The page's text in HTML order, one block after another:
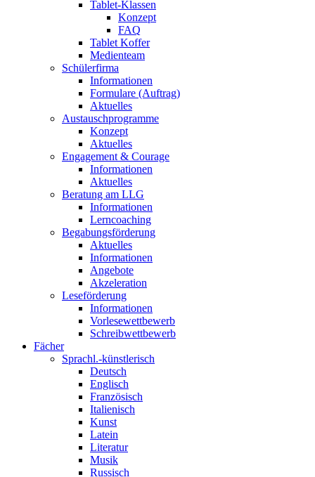
Tablet-Klassen
Konzept
FAQ
Tablet Koffer
Medienteam
Schülerfirma
Informationen
Formulare (Auftrag)
Aktuelles
Austauschprogramme
Konzept
Aktuelles
Engagement & Courage
Informationen
Aktuelles
Beratung am LLG
Informationen
Lerncoaching
Begabungsförderung
Aktuelles
Informationen
Angebote
Akzeleration
Leseförderung
Informationen
Vorlesewettbewerb
Schreibwettbewerb
Fächer
Sprachl.-künstlerisch
Deutsch
Englisch
Französisch
Italienisch
Kunst
Latein
Literatur
Musik
Russisch